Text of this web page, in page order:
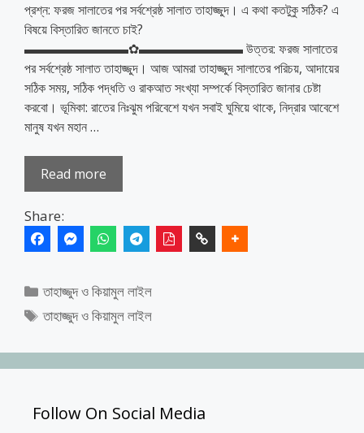
প্রশ্ন: ফরজ সালাতের পর সর্বশ্রেষ্ঠ সালাত তাহাজ্জুদ। এ কথা কতটুকু সঠিক? এ
বিষয়ে বিস্তারিত জানতে চাই?
▬▬▬▬▬▬▬▬✿▬▬▬▬▬▬▬▬ উত্তর: ফরজ সালাতের
পর সর্বশ্রেষ্ঠ সালাত তাহাজ্জুদ। আজ আমরা তাহাজ্জুদ সালাতের পরিচয়, আদায়ের
সঠিক সময়, সঠিক পদ্ধতি ও রাকআত সংখ্যা সম্পর্কে বিস্তারিত জানার চেষ্টা
করবো। ভূমিকা: রাতের নিঃঝুম পরিবেশে যখন সবাই ঘুমিয়ে থাকে, নিদ্রার আবেশে
মানুষ যখন মহান …
Read more
Share:
Categories
তাহাজ্জুদ ও কিয়ামুল লাইল
Tags
তাহাজ্জুদ ও কিয়ামুল লাইল
Follow On Social Media